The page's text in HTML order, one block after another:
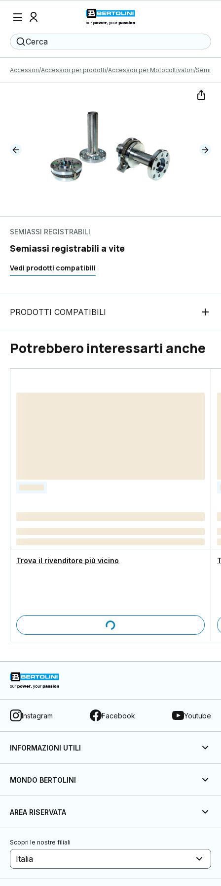
Cerca
Accessori Accessori per prodotti Accessori per Motocoltivatori
SEMIASSI REGISTRABILI
Semiassi registrabili a vite
Vedi prodotti compatibili
PRODOTTI COMPATIBILI
Potrebbero interessarti anche
Trova il rivenditore più vicino
Instagram Facebook Youtube
INFORMAZIONI UTILI
MONDO BERTOLINI
AREA RISERVATA
Scopri le nostre filiali
Italia